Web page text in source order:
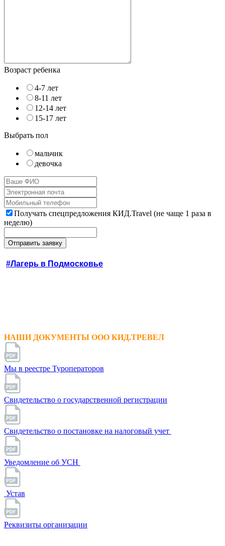
Возраст ребенка
4-7 лет
8-11 лет
12-14 лет
15-17 лет
Выбрать пол
мальчик
девочка
Получать спецпредложения КИД.Travel (не чаще 1 раза в
неделю)
#Лагерь в Подмосковье
НАШИ ДОКУМЕНТЫ ООО КИД.ТРЕВЕЛ
Мы в реестре Туроператоров
Свидетельство о государственной регистрации
Свидетельство о постановке на налоговый учет
Уведомление об УСН
Устав
Реквизиты организации